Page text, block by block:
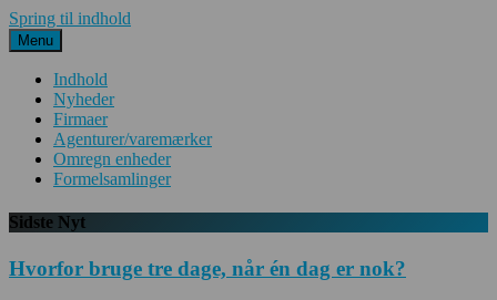
Spring til indhold
Menu
Indhold
Nyheder
Firmaer
Agenturer/varemærker
Omregn enheder
Formelsamlinger
Sidste Nyt
Hvorfor bruge tre dage, når én dag er nok?